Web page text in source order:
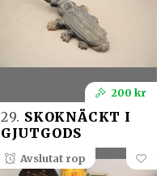
200 kr
29. SKOKNÄCKT I
GJUTGODS
Avslutat rop